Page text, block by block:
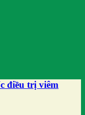
điều trị viêm